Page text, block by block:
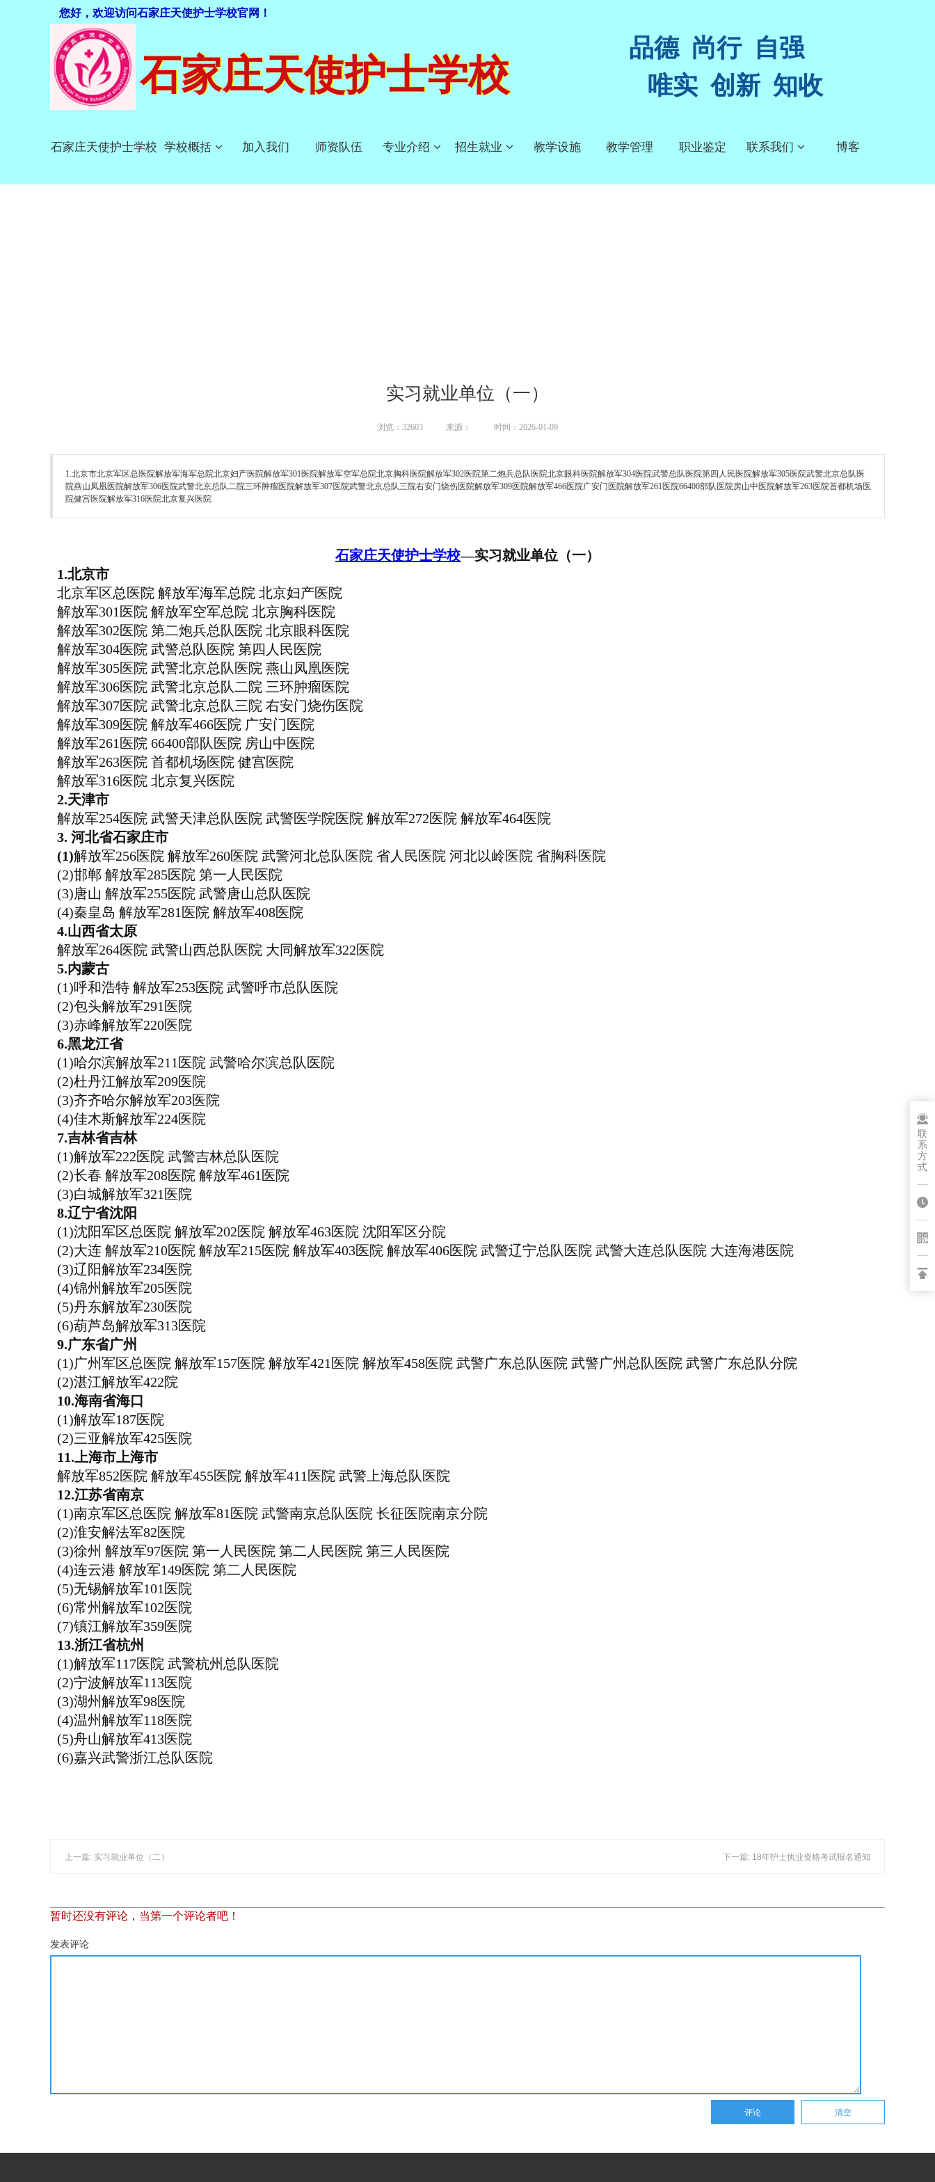
您好，欢迎访问石家庄天使护士学校官网！
联
系
方
式
石家庄天使护士学校 学校概括 加入我们 师资队伍 专业介绍 招生就业 教学设施 教学管理 职业鉴定 联系我们 博客
石家庄天使护士学校
品德 尚行 自强
唯实 创新 知收
实习就业单位（一）
浏览：32603 来源： 时间：2026-01-09
1.北京市北京军区总医院解放军海军总院北京妇产医院解放军301医院解放军空军总院北京胸科医院解放军302医院第二炮兵总队医院北京眼科医院解放军304医院武警总队医院第四人民医院解放军305医院武警北京总队医
院燕山凤凰医院解放军306医院武警北京总队二院三环肿瘤医院解放军307医院武警北京总队三院右安门烧伤医院解放军309医院解放军466医院广安门医院解放军261医院66400部队医院房山中医院解放军263医院首都机场医
院健宫医院解放军316医院北京复兴医院
石家庄天使护士学校—实习就业单位（一）
1.北京市
北京军区总医院 解放军海军总院 北京妇产医院
解放军301医院 解放军空军总院 北京胸科医院
解放军302医院 第二炮兵总队医院 北京眼科医院
解放军304医院 武警总队医院 第四人民医院
解放军305医院 武警北京总队医院 燕山凤凰医院
解放军306医院 武警北京总队二院 三环肿瘤医院
解放军307医院 武警北京总队三院 右安门烧伤医院
解放军309医院 解放军466医院 广安门医院
解放军261医院 66400部队医院 房山中医院
解放军263医院 首都机场医院 健宫医院
解放军316医院 北京复兴医院
2.天津市
解放军254医院 武警天津总队医院 武警医学院医院 解放军272医院 解放军464医院
3. 河北省石家庄市
(1)解放军256医院 解放军260医院 武警河北总队医院 省人民医院 河北以岭医院 省胸科医院
(2)邯郸 解放军285医院 第一人民医院
(3)唐山 解放军255医院 武警唐山总队医院
(4)秦皇岛 解放军281医院 解放军408医院
4.山西省太原
解放军264医院 武警山西总队医院 大同解放军322医院
5.内蒙古
(1)呼和浩特 解放军253医院 武警呼市总队医院
(2)包头解放军291医院
(3)赤峰解放军220医院
6.黑龙江省
(1)哈尔滨解放军211医院 武警哈尔滨总队医院
(2)杜丹江解放军209医院
(3)齐齐哈尔解放军203医院
(4)佳木斯解放军224医院
7.吉林省吉林
(1)解放军222医院 武警吉林总队医院
(2)长春 解放军208医院 解放军461医院
(3)白城解放军321医院
8.辽宁省沈阳
(1)沈阳军区总医院 解放军202医院 解放军463医院 沈阳军区分院
(2)大连 解放军210医院 解放军215医院 解放军403医院 解放军406医院 武警辽宁总队医院 武警大连总队医院 大连海港医院
(3)辽阳解放军234医院
(4)锦州解放军205医院
(5)丹东解放军230医院
(6)葫芦岛解放军313医院
9.广东省广州
(1)广州军区总医院 解放军157医院 解放军421医院 解放军458医院 武警广东总队医院 武警广州总队医院 武警广东总队分院
(2)湛江解放军422院
10.海南省海口
(1)解放军187医院
(2)三亚解放军425医院
11.上海市上海市
解放军852医院 解放军455医院 解放军411医院 武警上海总队医院
12.江苏省南京
(1)南京军区总医院 解放军81医院 武警南京总队医院 长征医院南京分院
(2)淮安解法军82医院
(3)徐州 解放军97医院 第一人民医院 第二人民医院 第三人民医院
(4)连云港 解放军149医院 第二人民医院
(5)无锡解放军101医院
(6)常州解放军102医院
(7)镇江解放军359医院
13.浙江省杭州
(1)解放军117医院 武警杭州总队医院
(2)宁波解放军113医院
(3)湖州解放军98医院
(4)温州解放军118医院
(5)舟山解放军413医院
(6)嘉兴武警浙江总队医院
上一篇: 实习就业单位（二） 下一篇: 18年护士执业资格考试报名通知
暂时还没有评论，当第一个评论者吧！
发表评论